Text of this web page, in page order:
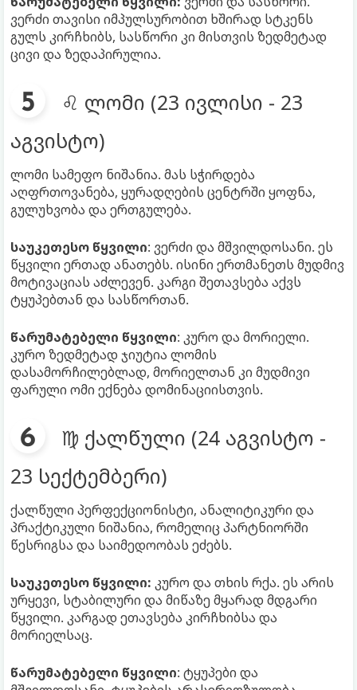
ვერძი თავისი იმპულსურობით ხშირად სტკენს
გულს კირჩხიბს, სასწორი კი მისთვის ზედმეტად
ცივი და ზედაპირულია.
♌ ლომი (23 ივლისი - 23
აგვისტო)
ლომი სამეფო ნიშანია. მას სჭირდება
აღფრთოვანება, ყურადღების ცენტრში ყოფნა,
გულუხვობა და ერთგულება.
საუკეთესო წყვილი: ვერძი და მშვილდოსანი. ეს
წყვილი ერთად ანათებს. ისინი ერთმანეთს მუდმივ
მოტივაციას აძლევენ. კარგი შეთავსება აქვს
ტყუპებთან და სასწორთან.
წარუმატებელი წყვილი: კურო და მორიელი.
კურო ზედმეტად ჯიუტია ლომის
დასამორჩილებლად, მორიელთან კი მუდმივი
ფარული ომი ექნება დომინაციისთვის.
♍ ქალწული (24 აგვისტო -
23 სექტემბერი)
ქალწული პერფექციონისტი, ანალიტიკური და
პრაქტიკული ნიშანია, რომელიც პარტნიორში
წესრიგსა და საიმედოობას ეძებს.
საუკეთესო წყვილი: კურო და თხის რქა. ეს არის
ურყევი, სტაბილური და მიწაზე მყარად მდგარი
წყვილი. კარგად ეთავსება კირჩხიბსა და
მორიელსაც.
წარუმატებელი წყვილი: ტყუპები და